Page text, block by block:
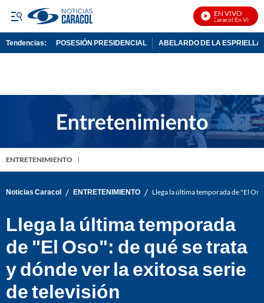
EN VIVO
Noticias Caracol En Vivo
Tendencias: POSESIÓN PRESIDENCIAL ABELARDO DE LA ESPRIELLA
ENTRETENIMIENTO
Noticias Caracol / ENTRETENIMIENTO / Llega la última temporada de "El
Llega la última temporada
de "El Oso": de qué se trata
y dónde ver la exitosa serie
de televisión